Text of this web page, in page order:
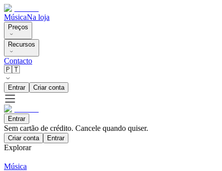
MúsicaNa loja
Preços
Recursos
Contacto
🇵🇹
Entrar Criar conta
Entrar
Sem cartão de crédito. Cancele quando quiser.
Criar conta Entrar
Explorar
Música